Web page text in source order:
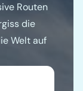
Routen
die
Welt auf